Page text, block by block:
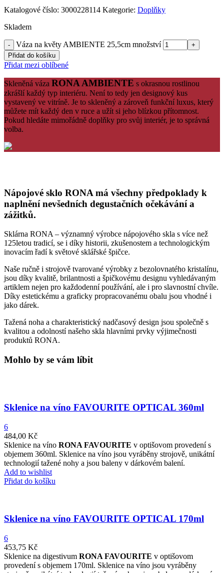
Katalogové číslo: 3000228114 Kategorie: Doplňky
Skladem
Váza na květy AMBIENTE 25,5cm množství
Přidat do košíku
Přidat mezi oblíbené
Skleněná váza RONA AMBIENTE s okrasnou rostlinou
zkrášlí každý typ interiéru. Není to tedy jen designový kus
vystavený ve vitríně. Je to skleněný a zároveň funkční luxus, který
můžete mít každý den v ruce a užít si jeho blízkou přítomnost.
Pokud hledáte mimořádně doplňky pro svůj interiér, je to správná
volba.
Nápojové sklo RONA má všechny předpoklady k
naplnění nevšedních degustačních očekávání a
zážitků.
Sklárna RONA – významný výrobce nápojového skla s více než
125letou tradicí, se i díky historii, zkušenostem a technologickým
inovacím řadí k světové sklářské špičce.
Naše ručně i strojově tvarované výrobky z bezolovnatého kristalínu,
jsou díky kvalitě, brilantnosti a špičkovému designu vyhledávaným
artiklem nejen pro každodenní používání, ale i pro slavnostní chvíle.
Díky estetickému a graficky propracovanému obalu jsou vhodné i
jako dárek.
Tažená noha a charakteristický nadčasový design jsou společně s
kvalitou a odolností našeho skla hlavními prvky výjimečnosti
produktů RONA.
Mohlo by se vám líbit
Sklenice na víno FAVOURITE OPTICAL 360ml
6
484,00 Kč
Sklenice na víno RONA FAVOURITE v optišovom provedení s
objemem 360ml. Sklenice na víno jsou vyráběny strojově, unikátní
technologií tažené nohy a jsou baleny v dárkovém balení.
Add to wishlist
Přidat do košíku
Sklenice na víno FAVOURITE OPTICAL 170ml
6
453,75 Kč
Sklenice na digestivum RONA FAVOURITE v optišovom
provedení s objemem 170ml. Sklenice na víno jsou vyráběny